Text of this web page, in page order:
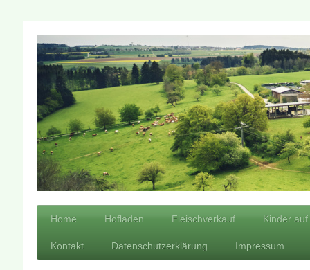
Home Hofladen Fleischverkauf Kinder
Kontakt Datenschutzerklärung Impressum